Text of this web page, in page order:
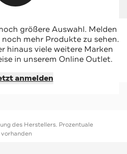
MARC O'POLO
Sweatpants navy
-62%*
Sale
Jetzt shoppen
größere Auswahl. Melden
mehr Produkte zu sehen.
hinaus viele weitere Marken
in unserem Online Outlet.
anmelden
des Herstellers. Prozentuale
vorhanden